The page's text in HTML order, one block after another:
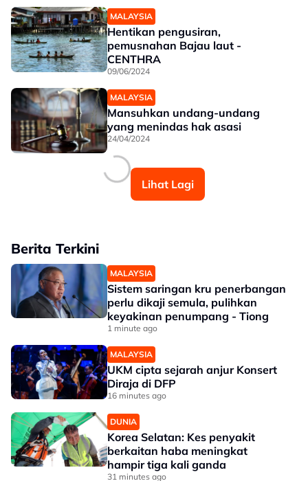
MALAYSIA
Hentikan pengusiran,
pemusnahan Bajau laut -
CENTHRA
09/06/2024
MALAYSIA
Mansuhkan undang-undang
yang menindas hak asasi
24/04/2024
Lihat Lagi
Berita Terkini
MALAYSIA
Sistem saringan kru penerbangan
perlu dikaji semula, pulihkan
keyakinan penumpang - Tiong
1 minute ago
MALAYSIA
UKM cipta sejarah anjur Konsert
Diraja di DFP
16 minutes ago
DUNIA
Korea Selatan: Kes penyakit
berkaitan haba meningkat
hampir tiga kali ganda
31 minutes ago